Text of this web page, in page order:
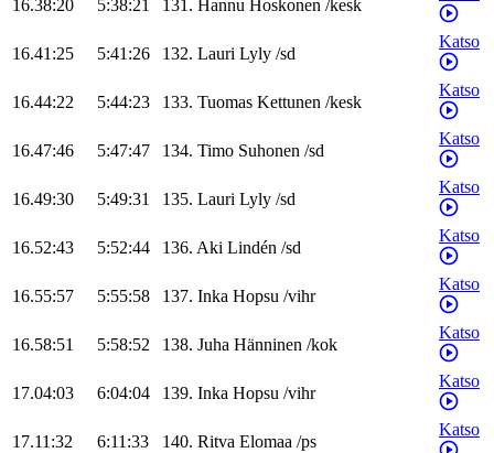
16.38:20 5:38:21 131. Hannu Hoskonen /kesk
16.41:25 5:41:26 132. Lauri Lyly /sd
Katso
16.44:22 5:44:23 133. Tuomas Kettunen /kesk
Katso
16.47:46 5:47:47 134. Timo Suhonen /sd
Katso
16.49:30 5:49:31 135. Lauri Lyly /sd
Katso
16.52:43 5:52:44 136. Aki Lindén /sd
Katso
16.55:57 5:55:58 137. Inka Hopsu /vihr
Katso
16.58:51 5:58:52 138. Juha Hänninen /kok
Katso
17.04:03 6:04:04 139. Inka Hopsu /vihr
Katso
17.11:32 6:11:33 140. Ritva Elomaa /ps
Katso